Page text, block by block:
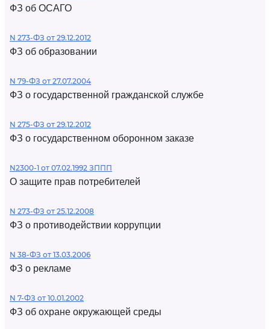
ФЗ об ОСАГО
N 273-ФЗ от 29.12.2012
ФЗ об образовании
N 79-ФЗ от 27.07.2004
ФЗ о государственной гражданской службе
N 275-ФЗ от 29.12.2012
ФЗ о государственном оборонном заказе
N2300-1 от 07.02.1992 ЗППП
О защите прав потребителей
N 273-ФЗ от 25.12.2008
ФЗ о противодействии коррупции
N 38-ФЗ от 13.03.2006
ФЗ о рекламе
N 7-ФЗ от 10.01.2002
ФЗ об охране окружающей среды